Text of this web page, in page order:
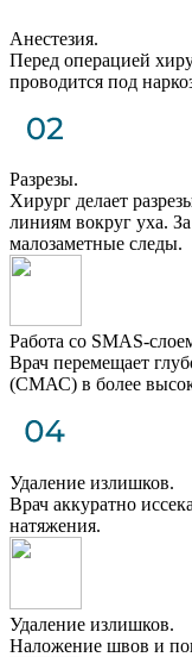
Анестезия.
Перед операцией
проводится под
Разрезы.
Хирург делает
линиям вокруг уха.
малозаметные следы.
Работа со SMAS-
Врач перемещает
(СМАС) в более
Удаление излишков.
Врач аккуратно
натяжения.
Удаление излишков.
Наложение швов и